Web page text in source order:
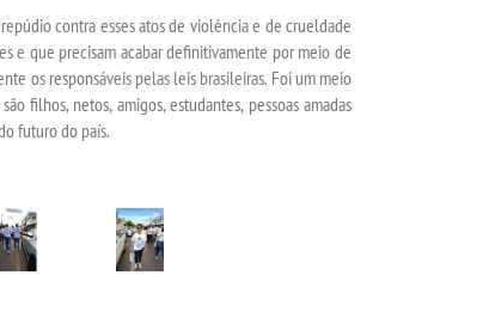
contra esses atos de violência e de crueldade
e que precisam acabar definitivamente por meio de
os responsáveis pelas leis brasileiras. Foi um meio
filhos, netos, amigos, estudantes, pessoas amadas
futuro do país.